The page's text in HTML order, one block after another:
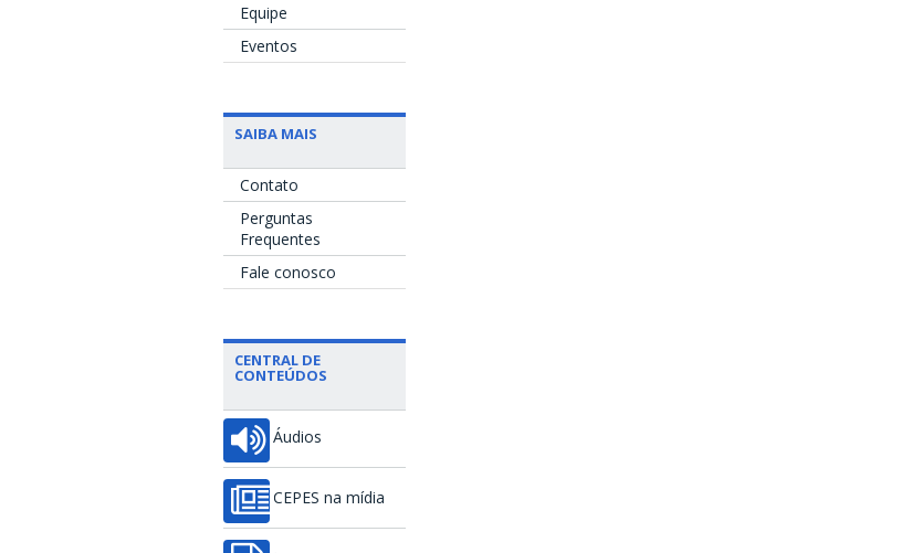
Equipe
Eventos
SAIBA MAIS
Contato
Perguntas
Frequentes
Fale conosco
CENTRAL DE
CONTEÚDOS
Áudios
CEPES na mídia